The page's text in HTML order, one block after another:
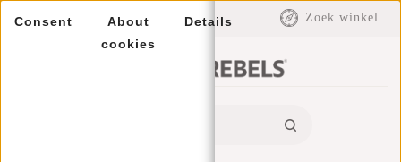
EUR Zoek winkel
Consent
About
cookies
Details